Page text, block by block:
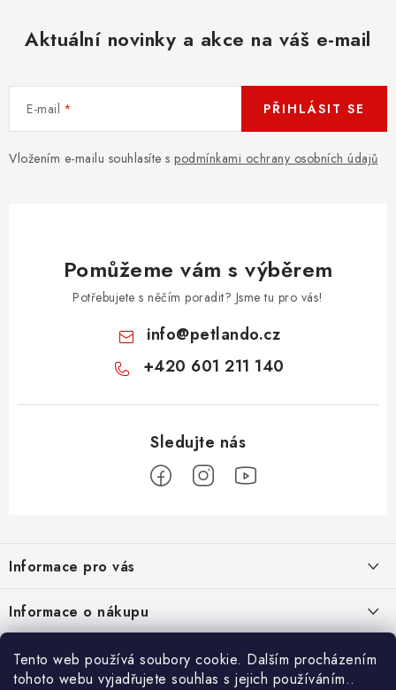
Tento web používá soubory cookie. Dalším procházením
tohoto webu vyjadřujete souhlas s jejich používáním..
Aktuální novinky a akce na váš e-mail
E-mail
Vložením e-mailu souhlasíte s podmínkami ochrany osobních údajů
PŘIHLÁSIT SE
Pomůžeme vám s výběrem
Potřebujete s něčím poradit? Jsme tu pro vás!
info@petlando.cz
+420 601 211 140
p
a
t
í
Informace pro vás
Nové věrnostní podmínky
Chovatelský program
Petlando velkoobchod
Informace o nákupu
Hodnocení obchodu
Facebook